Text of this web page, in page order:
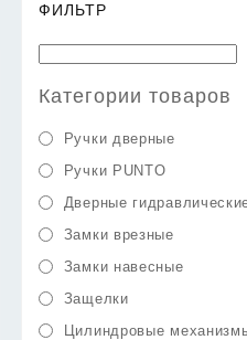
ФИЛЬТР
Категории товаров
Ручки дверные
Ручки PUNTO
Дверные
Замки врезные
Замки навесные
Защелки
Цилиндровые